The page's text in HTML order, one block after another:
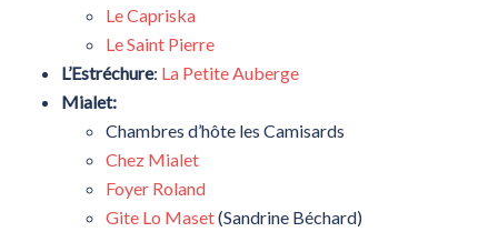
Le Capriska
Le Saint Pierre
L’Estréchure: La Petite Auberge
Mialet:
Chambres d’hôte les Camisards
Chez Mialet
Foyer Roland
Gite Lo Maset(Sandrine Béchard)